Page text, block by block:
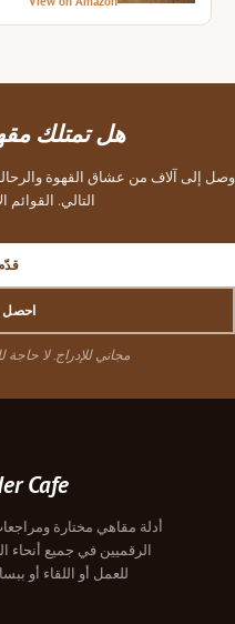
هل تمتلك
وصل إلى آلاف من عشاق القهوة
التالي. القوائم
احصل
مجاني للإدراج. لا حاجة
Cafe
أدلة مقاهي مختارة
الرقميين في جميع أنحاء
للعمل أو اللقاء أو